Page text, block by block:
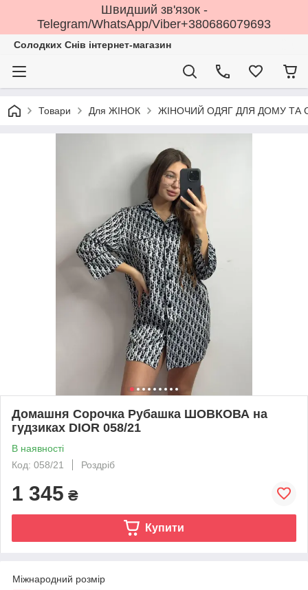
Швидший зв'язок -
Telegram/WhatsApp/Viber+380686079693
Солодких Снів інтернет-магазин
Товари Для ЖІНОК ЖІНОЧИЙ ОДЯГ ДЛЯ ДОМУ ТА
Домашня Сорочка Рубашка ШОВКОВА на
гудзиках DIOR 058/21
В наявності
Код: 058/21
Роздріб
1 345 ₴
Купити
Міжнародний розмір